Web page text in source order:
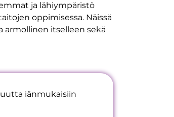
ja lähiympäristö
oppimisessa. Näissä
armollinen itselleen sekä
iänmukaisiin